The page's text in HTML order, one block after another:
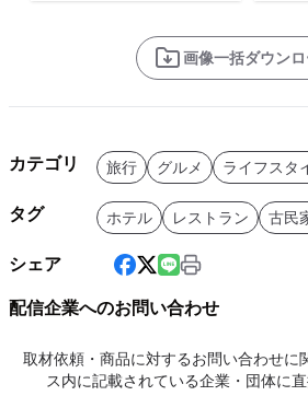
画像一括ダウン
カテゴリ 旅行 グルメ ライフスタ
タグ ホテル レストラン 古民
シェア
配信企業へのお問い合わせ
取材依頼・商品に対するお問い合わせに
ス内に記載されている企業・団体に直